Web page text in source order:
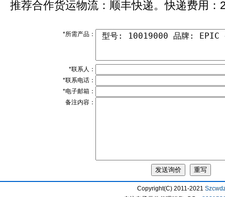
推荐合作货运物流：顺丰快递。快递费用：
*所需产品：
*联系人：
*联系电话：
*电子邮箱：
备注内容：
Copyright(C) 2011-2021